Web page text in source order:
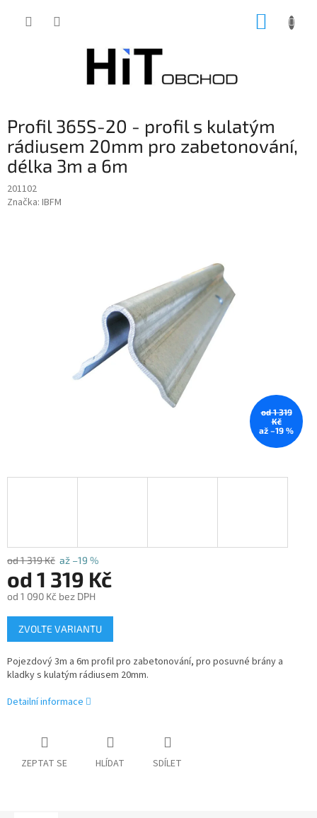
Profil 365S-20 - profil s kulatým
rádiusem 20mm pro zabetonování,
délka 3m a 6m
201102
Značka: IBFM
od 1 319
Kč
až –19 %
od 1 319 Kč až –19 %
od 1 319 Kč
od 1 090 Kč bez DPH
Měrná
cena:
ZVOLTE VARIANTU
Pojezdový 3m a 6m profil pro zabetonování, pro posuvné brány a
kladky s kulatým rádiusem 20mm.
Detailní informace
ZEPTAT SE HLÍDAT SDÍLET